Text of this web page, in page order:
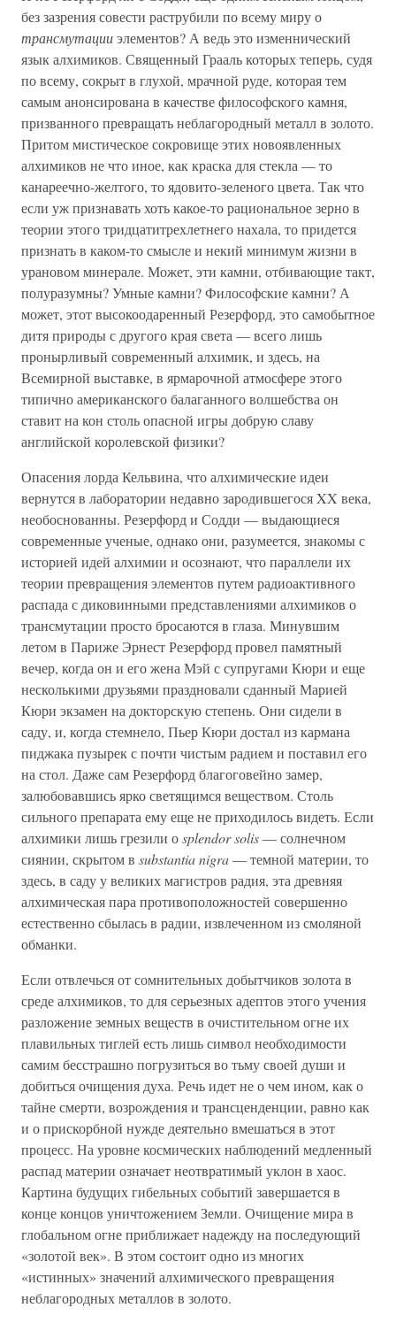
без зазрения совести раструбили по всему миру о
трансмутацииэлементов? А ведь это изменнический
язык алхимиков. Священный Грааль которых теперь, судя
по всему, сокрыт в глухой, мрачной руде, которая тем
самым анонсирована в качестве философского камня,
призванного превращать неблагородный металл в золото.
Притом мистическое сокровище этих новоявленных
алхимиков не что иное, как краска для стекла — то
канареечно-желтого, то ядовито-зеленого цвета. Так что
если уж признавать хоть какое-то рациональное зерно в
теории этого тридцатитрехлетнего нахала, то придется
признать в каком-то смысле и некий минимум жизни в
урановом минерале. Может, эти камни, отбивающие такт,
полуразумны? Умные камни? Философские камни? А
может, этот высокоодаренный Резерфорд, это самобытное
дитя природы с другого края света — всего лишь
пронырливый современный алхимик, и здесь, на
Всемирной выставке, в ярмарочной атмосфере этого
типично американского балаганного волшебства он
ставит на кон столь опасной игры добрую славу
английской королевской физики?
Опасения лорда Кельвина, что алхимические идеи
вернутся в лаборатории недавно зародившегося XX века,
необоснованны. Резерфорд и Содди — выдающиеся
современные ученые, однако они, разумеется, знакомы с
историей идей алхимии и осознают, что параллели их
теории превращения элементов путем радиоактивного
распада с диковинными представлениями алхимиков о
трансмутации просто бросаются в глаза. Минувшим
летом в Париже Эрнест Резерфорд провел памятный
вечер, когда он и его жена Мэй с супругами Кюри и еще
несколькими друзьями праздновали сданный Марией
Кюри экзамен на докторскую степень. Они сидели в
саду, и, когда стемнело, Пьер Кюри достал из кармана
пиджака пузырек с почти чистым радием и поставил его
на стол. Даже сам Резерфорд благоговейно замер,
залюбовавшись ярко светящимся веществом. Столь
сильного препарата ему еще не приходилось видеть. Если
алхимики лишь грезили оsplendor solis— солнечном
сиянии, скрытом в substantia nigra— темной материи, то
здесь, в саду у великих магистров радия, эта древняя
алхимическая пара противоположностей совершенно
естественно сбылась в радии, извлеченном из смоляной
обманки.
Если отвлечься от сомнительных добытчиков золота в
среде алхимиков, то для серьезных адептов этого учения
разложение земных веществ в очистительном огне их
плавильных тиглей есть лишь символ необходимости
самим бесстрашно погрузиться во тьму своей души и
добиться очищения духа. Речь идет не о чем ином, как о
тайне смерти, возрождения и трансценденции, равно как
и о прискорбной нужде деятельно вмешаться в этот
процесс. На уровне космических наблюдений медленный
распад материи означает неотвратимый уклон в хаос.
Картина будущих гибельных событий завершается в
конце концов уничтожением Земли. Очищение мира в
глобальном огне приближает надежду на последующий
«золотой век». В этом состоит одно из многих
«истинных» значений алхимического превращения
неблагородных металлов в золото.